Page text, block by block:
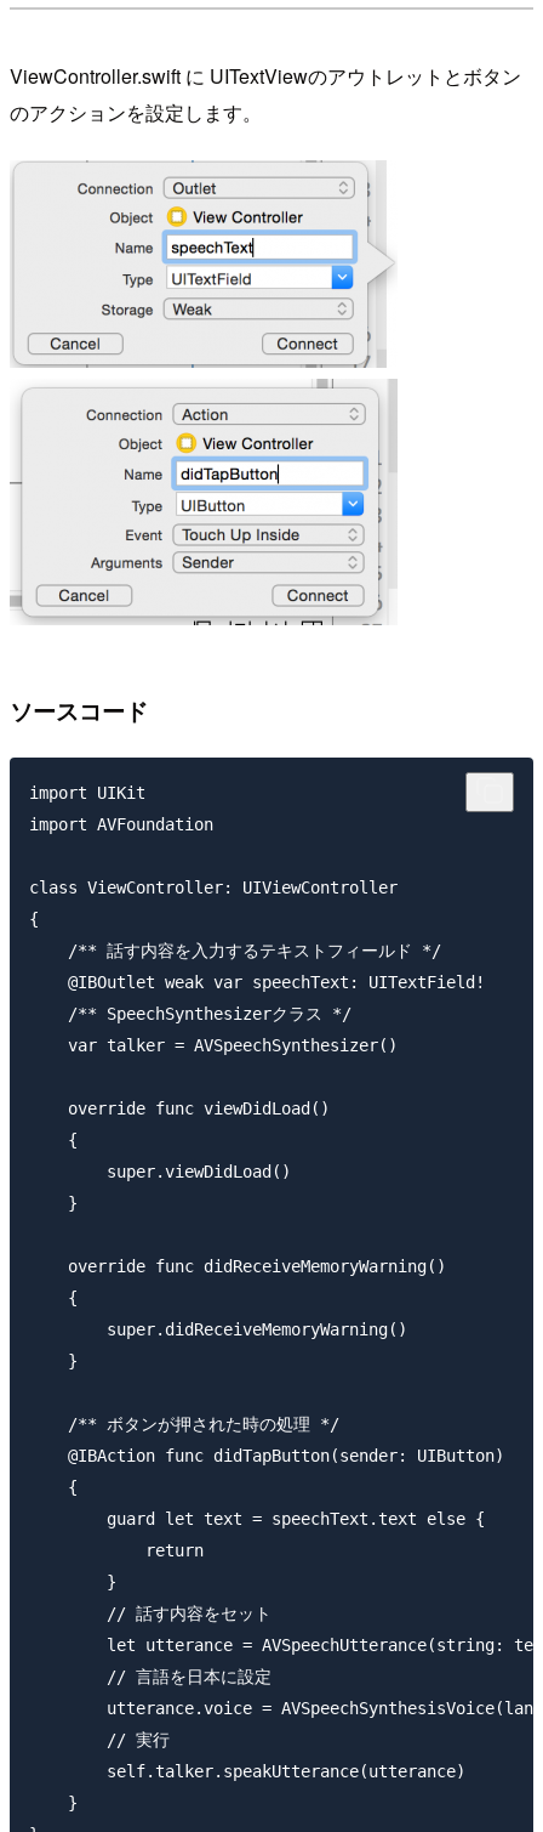
ViewController.swift に UITextViewのアウトレットとボタン
のアクションを設定します。
ソースコード
import UIKit
import AVFoundation
class ViewController: UIViewController
{
    /** 話す内容を入力するテキストフィールド */
    @IBOutlet weak var speechText: UITextField!
    /** SpeechSynthesizerクラス */
    var talker = AVSpeechSynthesizer()
    override func viewDidLoad()
    {
        super.viewDidLoad()
    }
    override func didReceiveMemoryWarning()
    {
        super.didReceiveMemoryWarning()
    }
    /** ボタンが押された時の処理 */
    @IBAction func didTapButton(sender: UIButton)
    {
        guard let text = speechText.text else {
            return
        }
        // 話す内容をセット
let utterance = AVSpeechUtterance(string:
        // 言語を日本に設定
utterance.voice =
        // 実行
        self.talker.speakUtterance(utterance)
    }